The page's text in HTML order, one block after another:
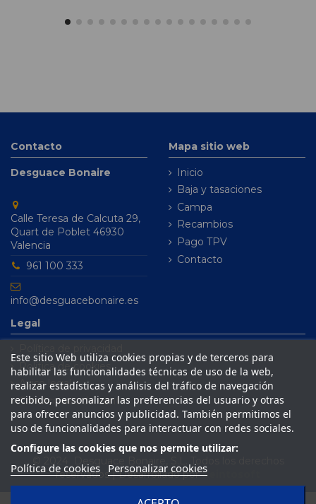
Contacto
Desguace Bonaire
Calle Teresa de Calcuta 29,
Quart de Poblet 46930
Valencia
961 100 333
info@desguacebonaire.es
Mapa sitio web
Inicio
Baja y tasaciones
Campa
Recambios
Pago TPV
Contacto
Legal
Política de cookies
Aviso legal
Condiciones de venta
Este sitio Web utiliza cookies propias y de terceros para
habilitar las funcionalidades técnicas de uso de la web,
realizar estadísticas y análisis del tráfico de navegación
recibido, personalizar las preferencias del usuario y otras
para ofrecer anuncios y publicidad. También permitimos el
uso de funcionalidades para interactuar con redes sociales.
Configure las cookies que nos permite utilizar:
Política de cookies Personalizar cookies
reservados | Desarrollado porSeintosoft